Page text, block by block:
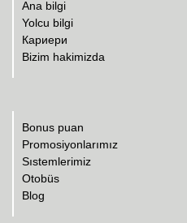
Ana bilgi
Yolcu bilgi
Кариери
Bizim hakimizda
Bonus puan
Promosiyonlarımız
Sıstemlerimiz
Otobüs
Blog